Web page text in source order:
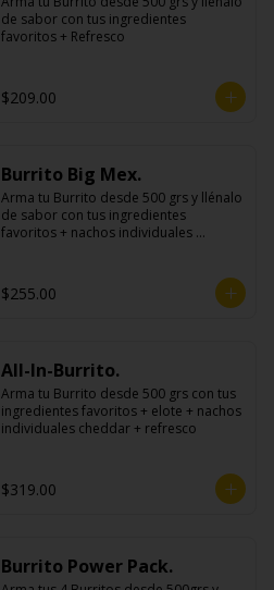
de sabor con tus ingredientes
favoritos + Refresco
$209.00
Burrito Big Mex.
Arma tu Burrito desde 500 grs y llénalo
de sabor con tus ingredientes
favoritos + nachos individuales
$255.00
All-In-Burrito.
Arma tu Burrito desde 500 grs con tus
ingredientes favoritos + elote + nachos
individuales cheddar + refresco
$319.00
Burrito Power Pack.